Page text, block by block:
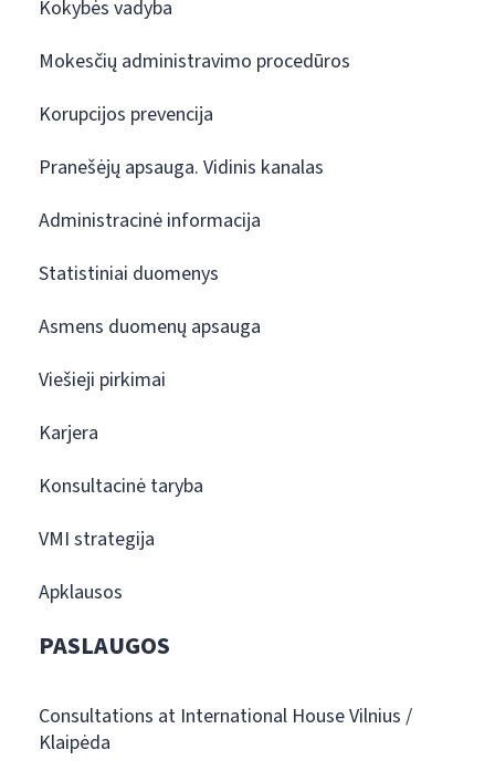
Kokybės vadyba
Mokesčių administravimo procedūros
Korupcijos prevencija
Pranešėjų apsauga. Vidinis kanalas
Administracinė informacija
Statistiniai duomenys
Asmens duomenų apsauga
Viešieji pirkimai
Karjera
Konsultacinė taryba
VMI strategija
Apklausos
PASLAUGOS
Consultations at International House Vilnius /
Klaipėda